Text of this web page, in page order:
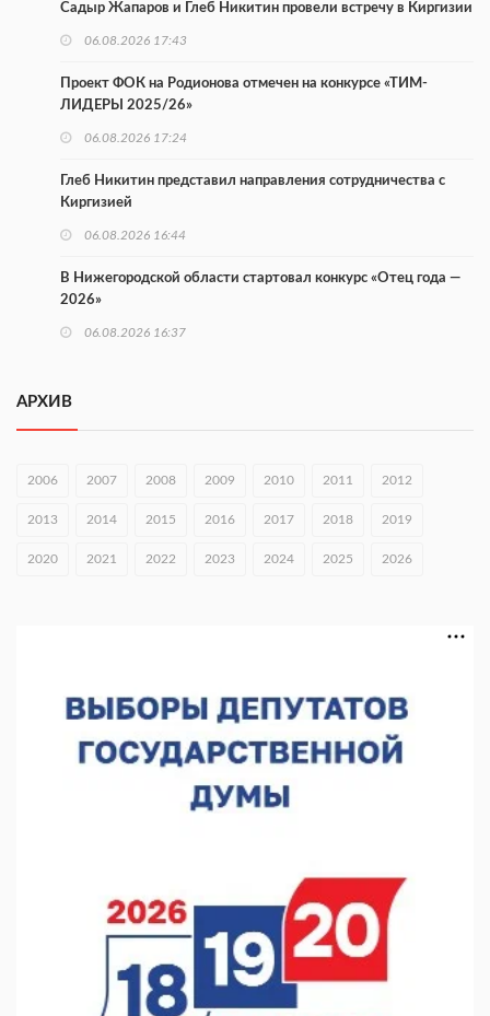
Садыр Жапаров и Глеб Никитин провели встречу в Киргизии
06.08.2026 17:43
Проект ФОК на Родионова отмечен на конкурсе «ТИМ-
ЛИДЕРЫ 2025/26»
06.08.2026 17:24
Глеб Никитин представил направления сотрудничества с
Киргизией
06.08.2026 16:44
В Нижегородской области стартовал конкурс «Отец года —
2026»
06.08.2026 16:37
раза
06.08.2026 15:26
Видели ночь, бежали всю ночь... На Нижневолжской
набережной прошел необычный забег
Нижегородские хирурги выполнили трансоральную
операцию на щитовидной железе
06.08.2026 15:03
АРХИВ
2006 2007 2008 2009 2010 2011 2012
2013 2014 2015 2016 2017 2018 2019
2020 2021 2022 2023 2024 2025 2026